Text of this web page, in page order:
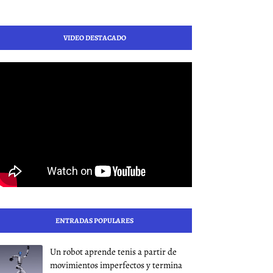
VIDEO DESTACADO
ENTRADAS POPULARES
Un robot aprende tenis a partir de
movimientos imperfectos y termina